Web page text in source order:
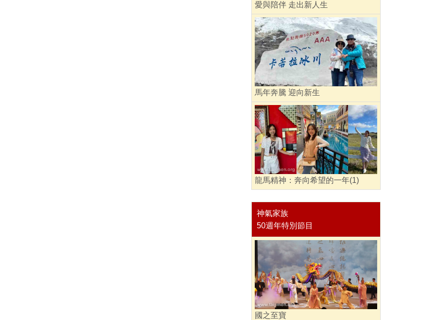
愛與陪伴 走出新人生
馬年奔騰 迎向新生
龍馬精神：奔向希望的一年(1)
神氣家族
50週年特別節目
國之至寶